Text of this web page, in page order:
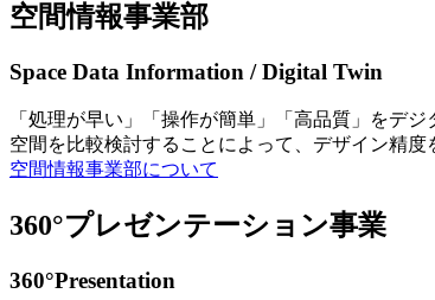
空間情報事業部
Space Data Information / Digital Twin
「処理が早い」「操作が簡単」「高品質」をデ
空間を比較検討することによって、デザイン精度
空間情報事業部について
360°プレゼンテーション事業
360°Presentation